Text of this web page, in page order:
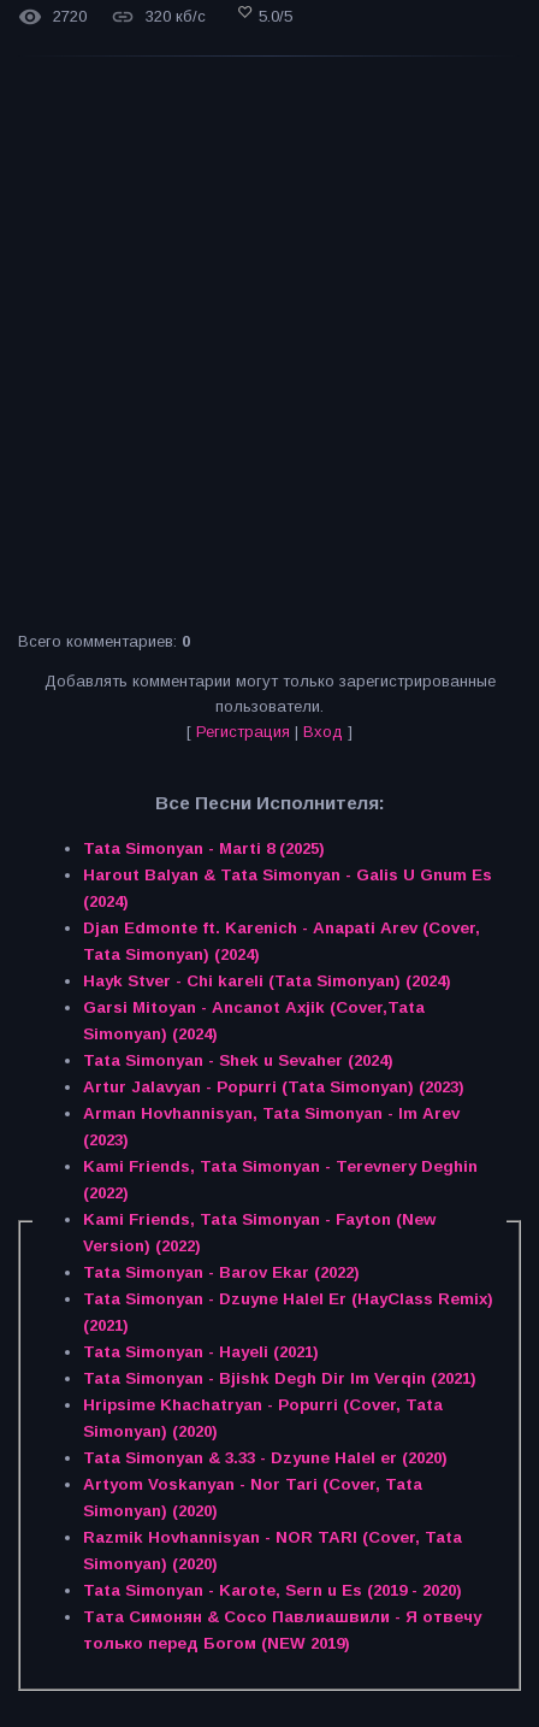
2720 320 кб/с 5.0/5
Всего комментариев: 0
Добавлять комментарии могут только зарегистрированные
пользователи.
[ Регистрация | Вход ]
Все Песни Исполнителя:
Tata Simonyan - Marti 8 (2025)
Harout Balyan & Tata Simonyan - Galis U Gnum Es
(2024)
Djan Edmonte ft. Karenich - Anapati Arev (Cover,
Tata Simonyan) (2024)
Hayk Stver - Chi kareli (Tata Simonyan) (2024)
Garsi Mitoyan - Ancanot Axjik (Cover,Tata
Simonyan) (2024)
Tata Simonyan - Shek u Sevaher (2024)
Artur Jalavyan - Popurri (Tata Simonyan) (2023)
Arman Hovhannisyan, Tata Simonyan - Im Arev
(2023)
Kami Friends, Tata Simonyan - Terevnery Deghin
(2022)
Kami Friends, Tata Simonyan - Fayton (New
Version) (2022)
Tata Simonyan - Barov Ekar (2022)
Tata Simonyan - Dzuyne Halel Er (HayClass Remix)
(2021)
Tata Simonyan - Hayeli (2021)
Tata Simonyan - Bjishk Degh Dir Im Verqin (2021)
Hripsime Khachatryan - Popurri (Cover, Tata
Simonyan) (2020)
Tata Simonyan & 3.33 - Dzyune Halel er (2020)
Artyom Voskanyan - Nor Tari (Cover, Tata
Simonyan) (2020)
Razmik Hovhannisyan - NOR TARI (Cover, Tata
Simonyan) (2020)
Tata Simonyan - Karote, Sern u Es (2019 - 2020)
Тата Симонян & Сосо Павлиашвили - Я отвечу
только перед Богом (NEW 2019)